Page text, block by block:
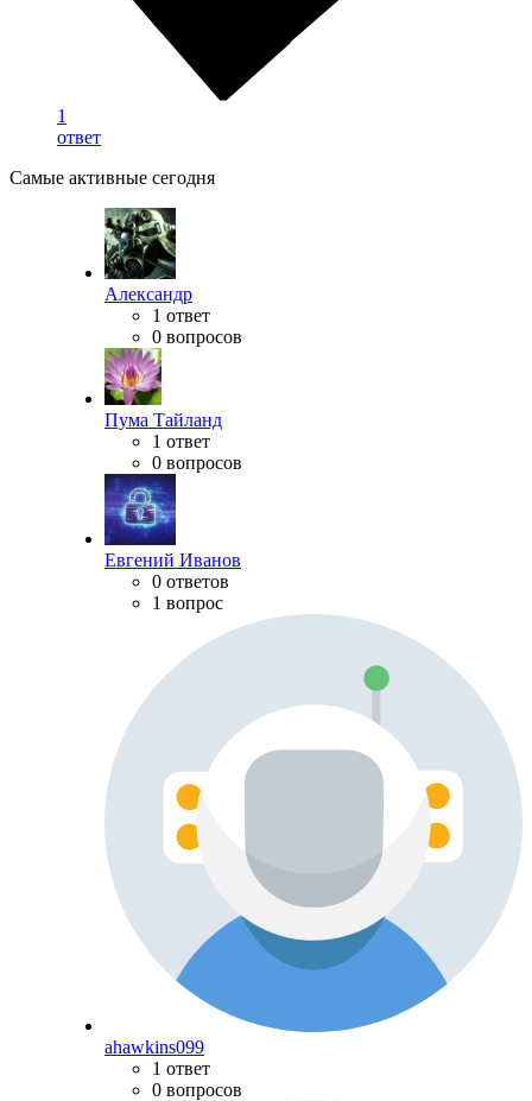
1
ответ
Самые активные сегодня
Александр
1 ответ
0 вопросов
Пума Тайланд
1 ответ
0 вопросов
Евгений Иванов
0 ответов
1 вопрос
ahawkins099
1 ответ
0 вопросов